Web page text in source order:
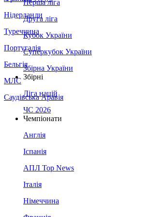
Нідерланди
Туреччина
Португалія
Бельгія
МЛС
Саудівська Аравія
Перша ліга
Друга ліга
Кубок України
Суперкубок України
Збірна України
Збірні
Ліга націй
ЧС 2026
Чемпіонати
Англія
Іспанія
АПЛ Top News
Італія
Німеччина